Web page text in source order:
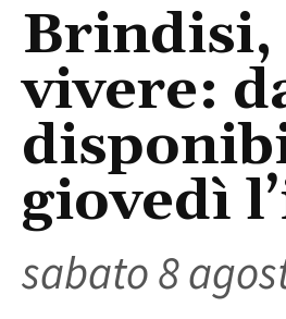
Brindisi,
vivere:
giovedì
sabato 8